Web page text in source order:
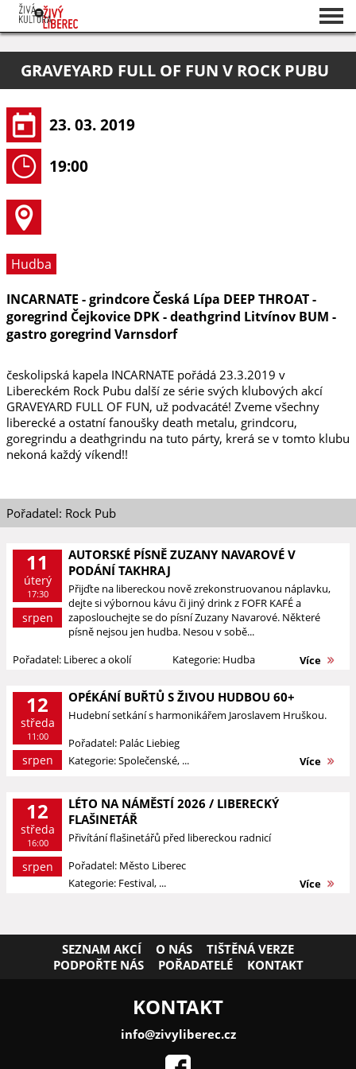
O projektu
Pořadatelé
GRAVEYARD FULL OF FUN V ROCK PUBU
23. 03. 2019
19:00
Hudba
INCARNATE - grindcore Česká Lípa DEEP THROAT -
goregrind Čejkovice DPK - deathgrind Litvínov BUM -
gastro goregrind Varnsdorf
českolipská kapela INCARNATE pořádá 23.3.2019 v
Libereckém Rock Pubu další ze série svých klubových akcí
GRAVEYARD FULL OF FUN, už podvacáté! Zveme všechny
liberecké a ostatní fanoušky death metalu, grindcoru,
goregrindu a deathgrindu na tuto párty, krerá se v tomto klubu
nekoná každý víkend!!
Pořadatel: Rock Pub
11
úterý
17:30
srpen
AUTORSKÉ PÍSNĚ ZUZANY NAVAROVÉ V
PODÁNÍ TAKHRAJ
Přijďte na libereckou nově zrekonstruovanou náplavku,
dejte si výbornou kávu či jiný drink z FOFR KAFÉ a
zaposlouchejte se do písní Zuzany Navarové. Některé
písně nejsou jen hudba. Nesou v sobě...
Pořadatel: Liberec a okolí
Kategorie: Hudba Více
12
středa
11:00
srpen
OPÉKÁNÍ BUŘTŮ S ŽIVOU HUDBOU 60+
Hudební setkání s harmonikářem Jaroslavem Hruškou.
Pořadatel: Palác Liebieg
Kategorie: Společenské, ...
Více
12
středa
16:00
srpen
LÉTO NA NÁMĚSTÍ 2026 / LIBERECKÝ
FLAŠINETÁŘ
Přivítání flašinetářů před libereckou radnicí
Pořadatel: Město Liberec
Kategorie: Festival, ...
Více
SEZNAM AKCÍ O NÁS
TIŠTĚNÁ VERZE
PODPOŘTE NÁS
POŘADATELÉ KONTAKT
KONTAKT
info@zivyliberec.cz